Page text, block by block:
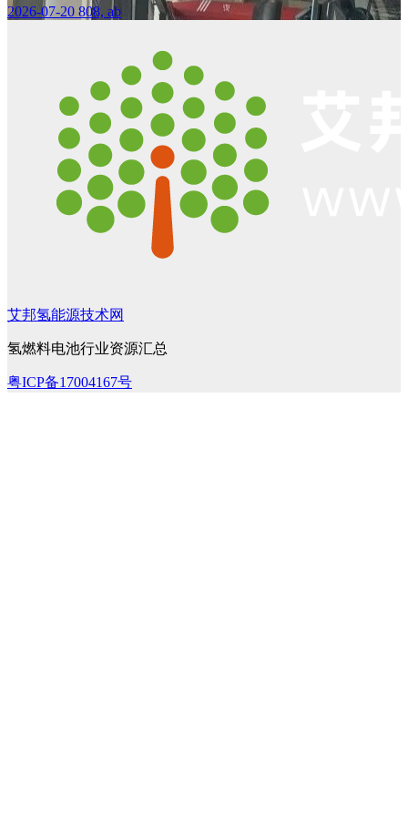
2026-07-20 808, ab
艾邦氢能源技术网
氢燃料电池行业资源汇总
粤ICP备17004167号